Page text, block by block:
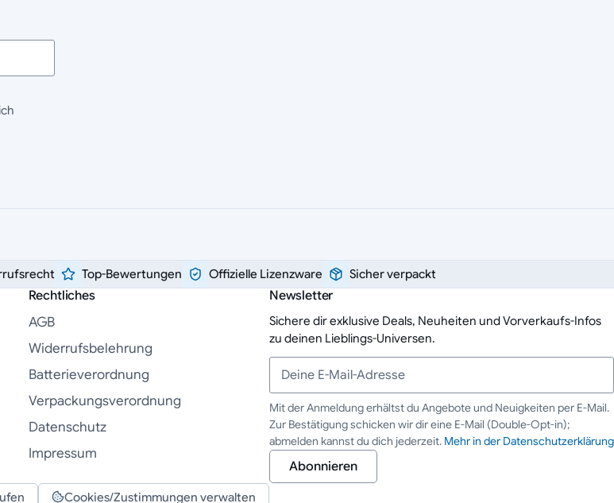
Top-Bewertungen Offizielle Lizenzware Sicher verpackt
Rechtliches
AGB
Widerrufsbelehrung
Batterieverordnung
Verpackungsverordnung
Datenschutz
Impressum
Newsletter
Sichere dir exklusive Deals, Neuheiten und Vorverkaufs-Infos
zu deinen Lieblings-Universen.
Deine E-Mail-Adresse
Mit der Anmeldung erhältst du Angebote und Neuigkeiten per E-Mail.
Zur Bestätigung schicken wir dir eine E-Mail (Double-Opt-in);
abmelden kannst du dich jederzeit. Mehr in der Datenschutzerklärung
Abonnieren
Cookies/Zustimmungen verwalten